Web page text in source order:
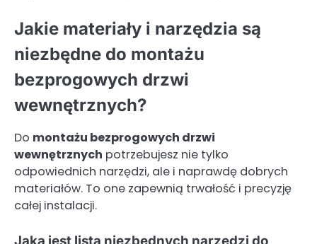
Jakie materiały i narzędzia są
niezbędne do montażu
bezprogowych drzwi
wewnętrznych?
Do montażu bezprogowych drzwi
wewnętrznych potrzebujesz nie tylko
odpowiednich narzędzi, ale i naprawdę dobrych
materiałów. To one zapewnią trwałość i precyzję
całej instalacji.